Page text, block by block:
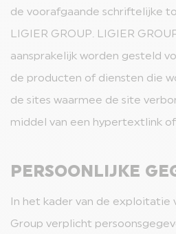
de voorafgaande schriftelijke
LIGIER GROUP. LIGIER
aansprakelijk worden gesteld
de producten of diensten die
de sites waarmee de site
middel van een hypertextlink
PERSOONLIJKE
In het kader van de exploitatie
Group verplicht